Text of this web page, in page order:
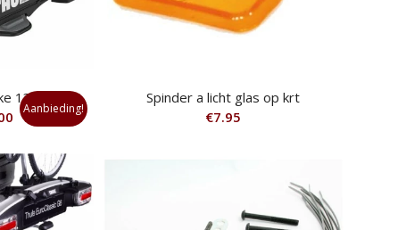
13pin
Huidige
is:
€699.00.
Aanbieding!
Spinder a licht glas op krt
€7.95